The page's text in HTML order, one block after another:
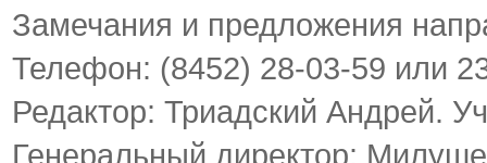
Замечания и предложения
Телефон: (8452) 28-03-59 или
Редактор: Триадский Андрей.
Генеральный директор: